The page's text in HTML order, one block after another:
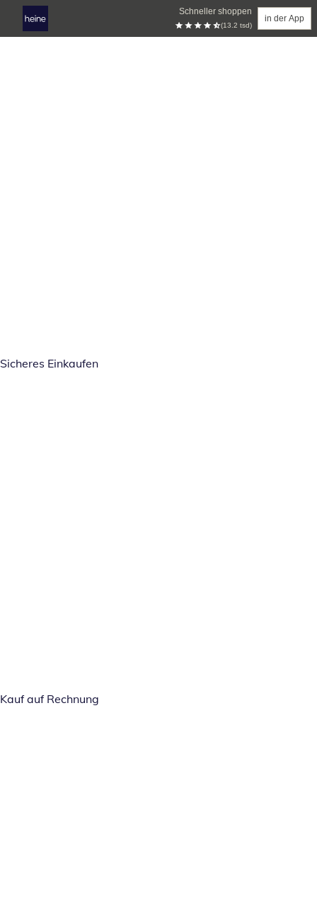
Schneller shoppen
(13.2 tsd)
in der App
Sicheres Einkaufen
Kauf auf Rechnung